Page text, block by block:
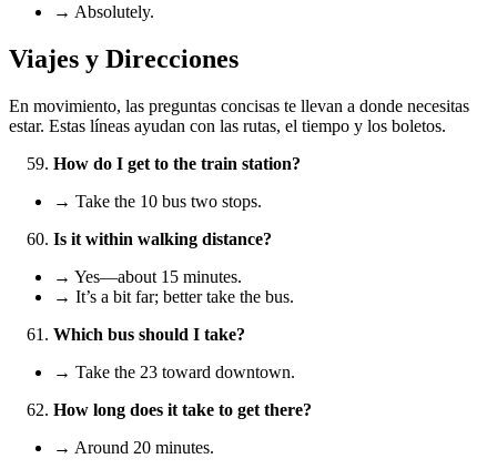
→ Absolutely.
Viajes y Direcciones
En movimiento, las preguntas concisas te llevan a donde necesitas
estar. Estas líneas ayudan con las rutas, el tiempo y los boletos.
How do I get to the train station?
→ Take the 10 bus two stops.
Is it within walking distance?
→ Yes—about 15 minutes.
→ It’s a bit far; better take the bus.
Which bus should I take?
→ Take the 23 toward downtown.
How long does it take to get there?
→ Around 20 minutes.